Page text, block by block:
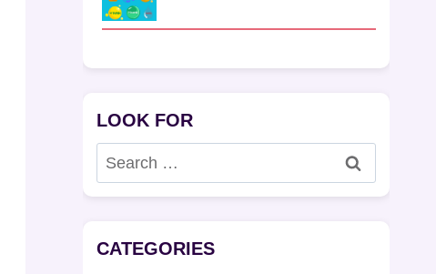
LOOK FOR
Search
for:
CATEGORIES